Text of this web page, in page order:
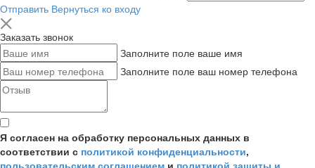
Отправить Вернуться ко входу
Заказать звонок
Заполните поле ваше имя
Заполните поле ваш номер телефона
Я согласен на обработку персональных данных в
соответствии с политикой конфиденциальности,